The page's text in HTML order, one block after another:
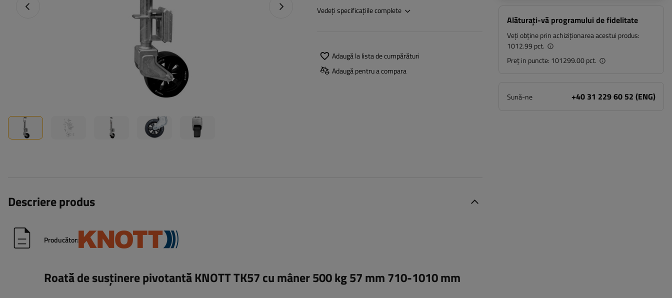
Fotografia anterioară Următoarea fotografieVedeți specificațiile complete
Adaugă la lista de cumpărături
Adaugă pentru a compara
Alăturați-vă programului de fidelitate
Veți obține prin achiziționarea acestui produs:
1012.99 pct.
Preț in puncte: 101299.00 pct.
Sună-ne +40 31 229 60 52 (ENG)
Descriere produs
Producător:
Roată de susținere pivotantă KNOTT TK57 cu mâner 500 kg 57 mm 710-1010 mm